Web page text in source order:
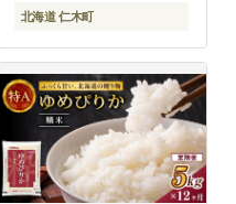
北海道 仁木町